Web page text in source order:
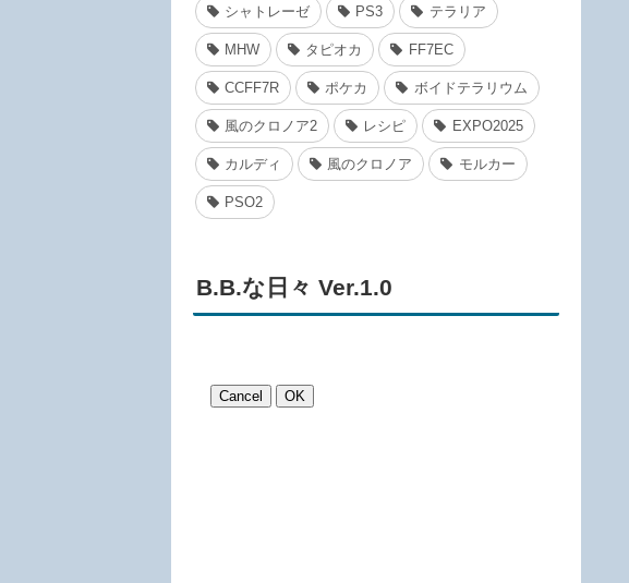
シャトレーゼ PS3 テラリア
MHW タピオカ FF7EC
CCFF7R ポケカ ボイドテラリウム
風のクロノア2 レシピ EXPO2025
カルディ 風のクロノア モルカー
PSO2
B.B.な日々 Ver.1.0